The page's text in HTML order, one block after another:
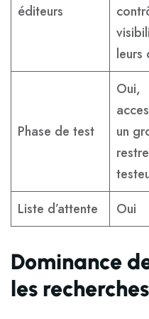
éditeurs
leurs
Phase de test
Oui,
un
Liste d’attente Oui
Dominance
les